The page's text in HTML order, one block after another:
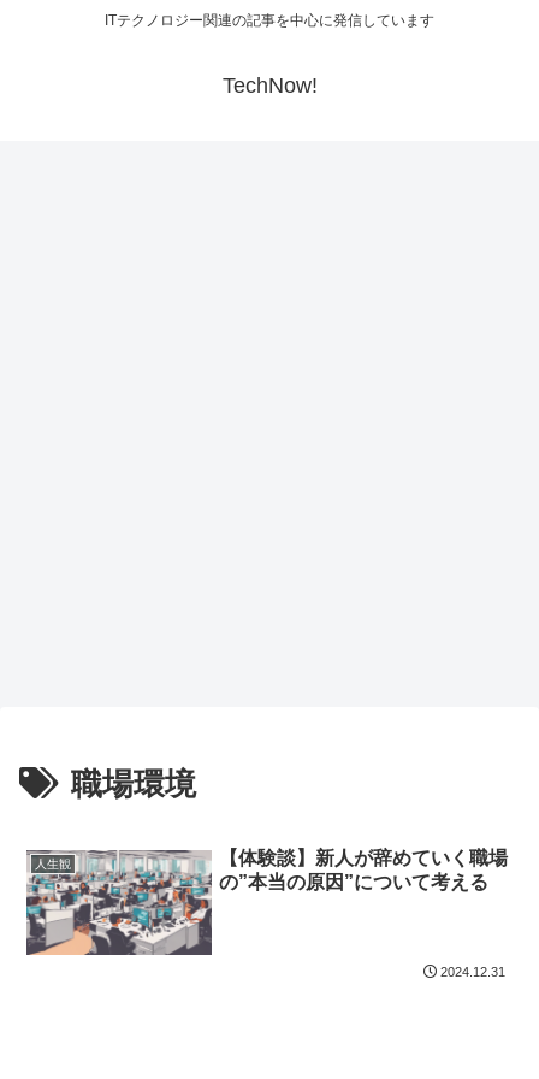
ITテクノロジー関連の記事を中心に発信しています
TechNow!
職場環境
人生観
【体験談】新人が辞めていく職場
の”本当の原因”について考える
2024.12.31